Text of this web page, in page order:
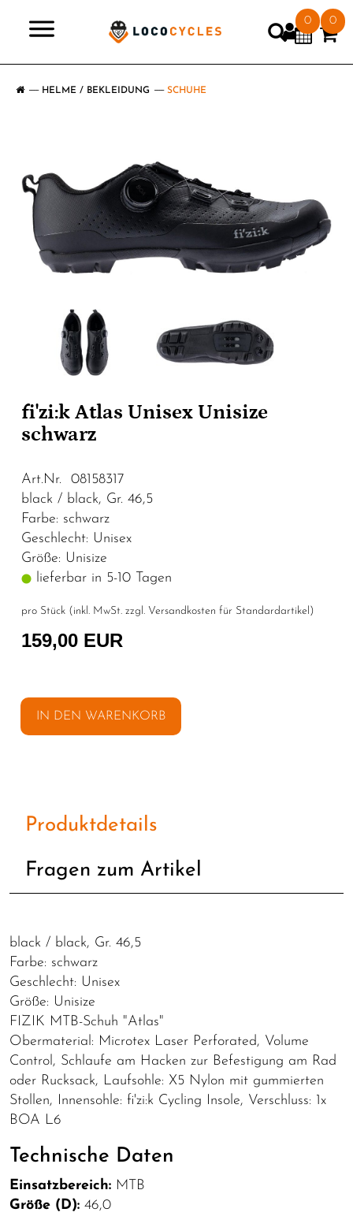
0 0
HELME / BEKLEIDUNG SCHUHE
fi'zi:k Atlas Unisex Unisize
schwarz
Art.Nr. 08158317
black / black, Gr. 46,5
Farbe: schwarz
Geschlecht: Unisex
Größe: Unisize
lieferbar in 5-10 Tagen
pro Stück (inkl. MwSt. zzgl. Versandkosten für Standardartikel )
159,00 EUR
IN DEN WARENKORB
Produktdetails
Fragen zum Artikel
black / black, Gr. 46,5
Farbe: schwarz
Geschlecht: Unisex
Größe: Unisize
FIZIK MTB-Schuh "Atlas"
Obermaterial: Microtex Laser Perforated, Volume
Control, Schlaufe am Hacken zur Befestigung am Rad
oder Rucksack, Laufsohle: X5 Nylon mit gummierten
Stollen, Innensohle: fi'zi:k Cycling Insole, Verschluss: 1x
BOA L6
Technische Daten
Einsatzbereich: MTB
Größe (D): 46,0